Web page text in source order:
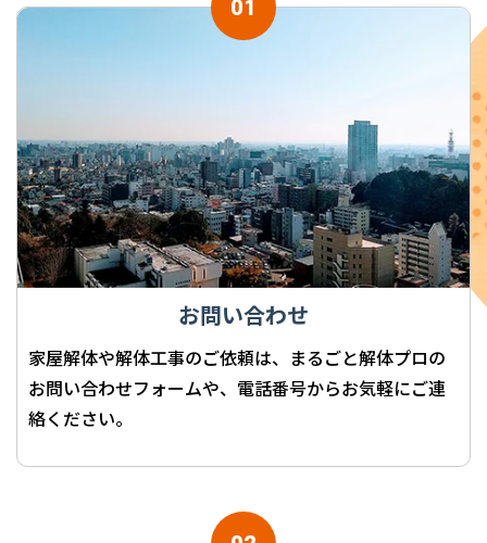
お問い合わせ
家屋解体や解体工事のご依頼は、まるごと解体プロの
お問い合わせフォームや、電話番号からお気軽にご連
絡ください。